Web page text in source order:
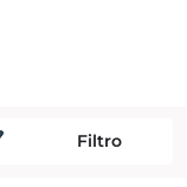
Filtro